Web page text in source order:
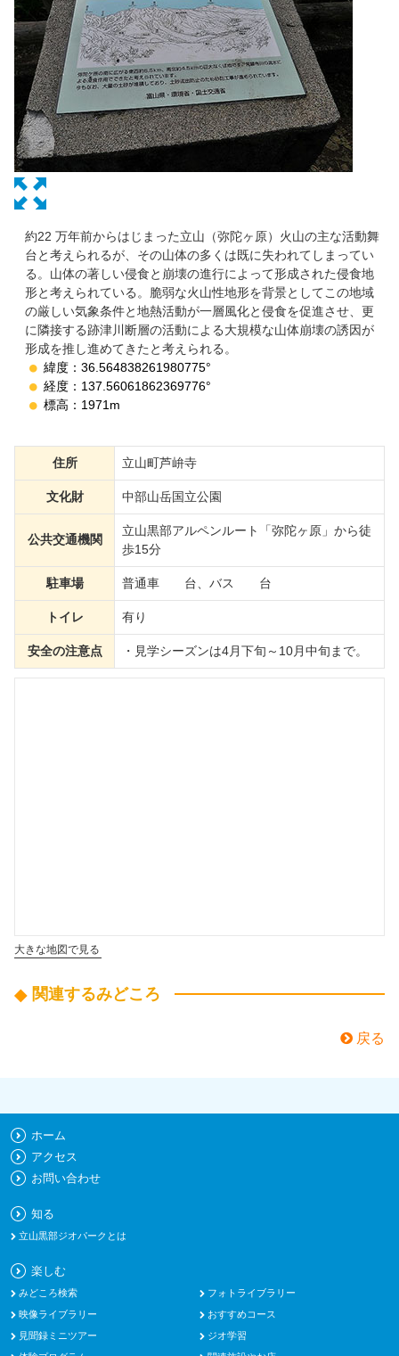
約22 万年前からはじまった立山（弥陀ヶ原）火山の主な活動舞
台と考えられるが、その山体の多くは既に失われてしまってい
る。山体の著しい侵食と崩壊の進行によって形成された侵食地
形と考えられている。脆弱な火山性地形を背景としてこの地域
の厳しい気象条件と地熱活動が一層風化と侵食を促進させ、更
に隣接する跡津川断層の活動による大規模な山体崩壊の誘因が
形成を推し進めてきたと考えられる。
緯度：36.564838261980775°
経度：137.56061862369776°
標高：1971m
住所 立山町芦峅寺
文化財 中部山岳国立公園
公共交通機関
立山黒部アルペンルート「弥陀ヶ原」から徒
歩15分
駐車場 普通車 台、バス 台
トイレ 有り
安全の注意点 ・見学シーズンは4月下旬～10月中旬まで。
大きな地図で見る
関連するみどころ
戻る
ホーム
アクセス
お問い合わせ
知る
立山黒部ジオパークとは
楽しむ
みどころ検索
フォトライブラリー
映像ライブラリー
おすすめコース
見聞録ミニツアー
ジオ学習